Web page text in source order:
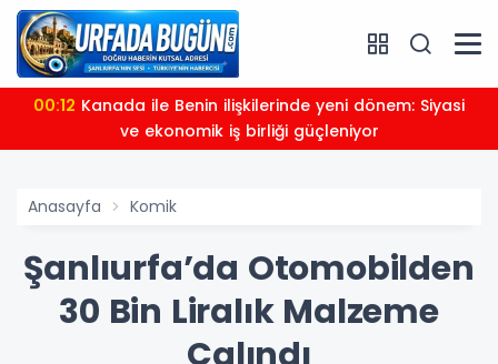
00:12
ve ekonomik iş birliği güçleniyor
Anasayfa Komik
Şanlıurfa’da Otomobilden
30 Bin Liralık Malzeme